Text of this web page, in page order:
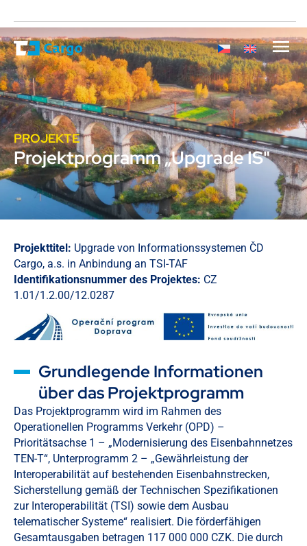
PROJEKTE
Projektprogramm „Upgrade IS"
Projekttitel: Upgrade von Informationssystemen ČD
Cargo, a.s. in Anbindung an TSI-TAF
Identifikationsnummer des Projektes: CZ
1.01/1.2.00/12.0287
Grundlegende Informationen
über das Projektprogramm
Das Projektprogramm wird im Rahmen des
Operationellen Programms Verkehr (OPD) –
Prioritätsachse 1 – „Modernisierung des Eisenbahnnetzes
TEN-T“, Unterprogramm 2 – „Gewährleistung der
Interoperabilität auf bestehenden Eisenbahnstrecken,
Sicherstellung gemäß der Technischen Spezifikationen
zur Interoperabilität (TSI) sowie dem Ausbau
telematischer Systeme“ realisiert. Die förderfähigen
Gesamtausgaben betragen 117 000 000 CZK. Die durch